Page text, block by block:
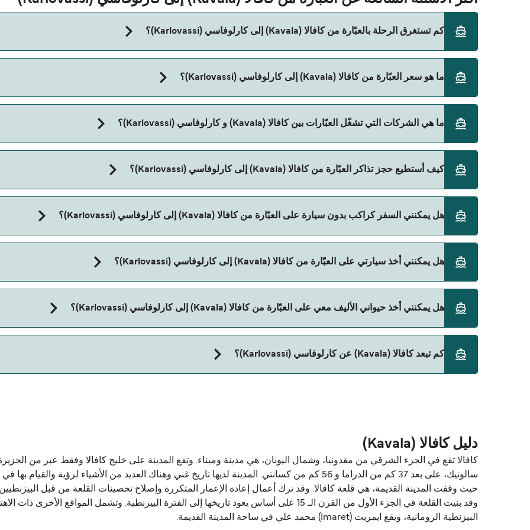
كم تستغرق الرحلة بالعبّارة من كافالا (Kavala) إلى كارلوفاسي (Karlovassi)؟
الأوقات المباشرة باستخدام Direct Ferries Deal Finder.
ما هو سعر العبّارة من كافالا (Kavala) إلى كارلوفاسي (Karlovassi)؟
ما هي الشركات التي تشغّل العبّارات بين كافالا (Kavala) و كارلوفاسي (Karlovassi)؟
Blue Star Ferries هي المشغّل الرئيسي للعبّارة من كافالا (Kavala) إلى كارلوفاسي (Karlovassi).
كيف أستطيع حجز تذاكر العبّارة من كافالا (Kavala) إلى كارلوفاسي (Karlovassi)؟
هل يمكنني السفر كراكب بدون سيارة على العبّارة من كافالا (Kavala) إلى كارلوفاسي (Karlovassi)؟
نعم، يمكنك السفر كراكب بدون سيارة من كافالا (Kavala) إلى كارلوفاسي (Karlovassi) مع:
هل يمكنني أخذ سيارتي على العبّارة من كافالا (Kavala) إلى كارلوفاسي (Karlovassi)؟
نعم، يمكنك السفر مع سيارتك على العبّارة من كافالا (Kavala) إلى كارلوفاسي (Karlovassi) مع:
هل يمكنني أخذ حيواني الأليف معي على العبّارة من كافالا (Kavala) إلى كارلوفاسي (Karlovassi)؟
على العبّارة مع:
كم تبعد كافالا (Kavala) عن كارلوفاسي (Karlovassi)؟
دليل كافالا (Kavala)
سالونيك، على بعد 37 كم من الدراما و 56 كم من كسانتي. المدينة لديها تاريخ غني وهناك العديد من الأشياء
حيث وقفت المدينة القديمة، هي قلعة كافالا. وقد ترك أعمال إعادة الإعمار المتكررة وإصلاح تحصينات القلعة من قبل
وقد بنيت القلعة في الجزء الأول من القرن الـ 15 على أساس يعود تاريخها إلى الفترة البيزنطية. وتشمل
البيزنطية الرومانية، ويقع ايمريت (Imaret) محمد علي في ساحة المدينة القديمة.